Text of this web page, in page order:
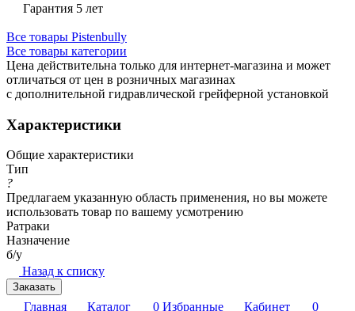
Гарантия 5 лет
Все товары Pistenbully
Все товары категории
Цена действительна только для интернет-магазина и может
отличаться от цен в розничных магазинах
с дополнительной гидравлической грейферной установкой
Характеристики
Общие характеристики
Тип
?
Предлагаем указанную область применения, но вы можете
использовать товар по вашему усмотрению
Ратраки
Назначение
б/у
Назад к списку
Заказать
Главная Каталог 0 Избранные Кабинет
0